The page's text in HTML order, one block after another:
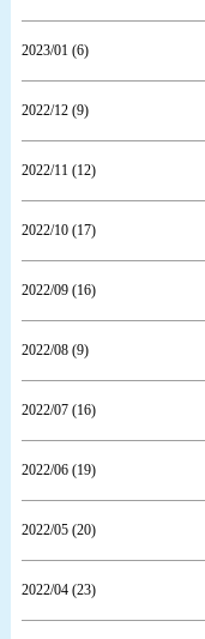
2023/01 (6)
2022/12 (9)
2022/11 (12)
2022/10 (17)
2022/09 (16)
2022/08 (9)
2022/07 (16)
2022/06 (19)
2022/05 (20)
2022/04 (23)